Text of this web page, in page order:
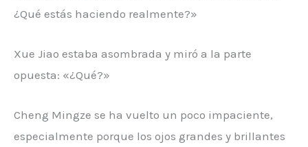
¿Qué estás haciendo realmente?»
Xue Jiao estaba asombrada y miró a la parte
opuesta: «¿Qué?»
Cheng Mingze se ha vuelto un poco impaciente,
especialmente porque los ojos grandes y brillantes